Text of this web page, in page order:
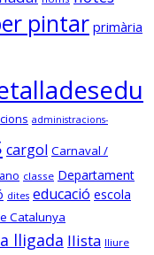
pintar primària
administracions-
cargol Carnaval /
classe Departament
dites educació escola
Catalunya
lligada llista lliure